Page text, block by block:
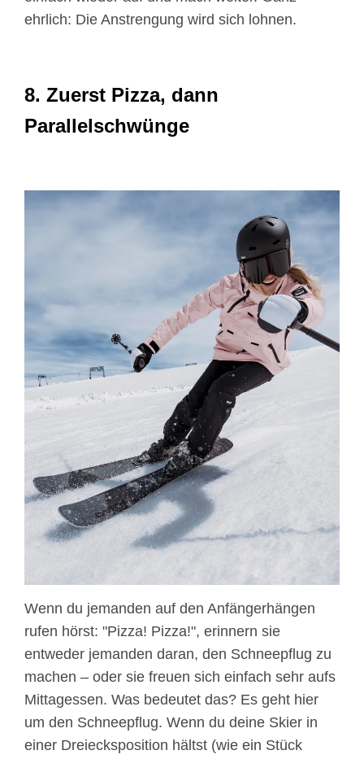
ehrlich: Die Anstrengung wird sich lohnen.
8. Zuerst Pizza, dann
Parallelschwünge
Wenn du jemanden auf den Anfängerhängen
rufen hörst: "Pizza! Pizza!", erinnern sie
entweder jemanden daran, den Schneepflug zu
machen – oder sie freuen sich einfach sehr aufs
Mittagessen. Was bedeutet das? Es geht hier
um den Schneepflug. Wenn du deine Skier in
einer Dreiecksposition hältst (wie ein Stück